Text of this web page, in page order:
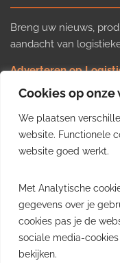
Cookies op onze
We plaatsen
website. Functionele
website goed werkt.
Met Analytische
gegevens over je
cookies pas je de
sociale media-
bekijken.
Breng uw nieuws,
aandacht van
Adverteren op
Nieuws insturen
Uw video op
Job plaatsen
Gratis
inzichten uit de